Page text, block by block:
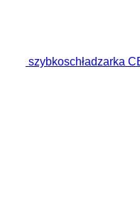
szybkoschładzarka